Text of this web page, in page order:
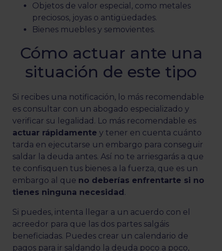
Objetos de valor especial, como metales
preciosos, joyas o antigüedades.
Bienes muebles y semovientes.
Cómo actuar ante una
situación de este tipo
Si recibes una notificación, lo más recomendable
es consultar con un abogado especializado y
verificar su legalidad. Lo más recomendable es
actuar rápidamente y tener en cuenta cuánto
tarda en ejecutarse un embargo para conseguir
saldar la deuda antes. Así no te arriesgarás a que
te confisquen tus bienes a la fuerza, que es un
embargo al que no deberías enfrentarte si no
tienes ninguna necesidad.
Si puedes, intenta llegar a un acuerdo con el
acreedor para que las dos partes salgáis
beneficiadas. Puedes crear un calendario de
pagos para ir saldando la deuda poco a poco,